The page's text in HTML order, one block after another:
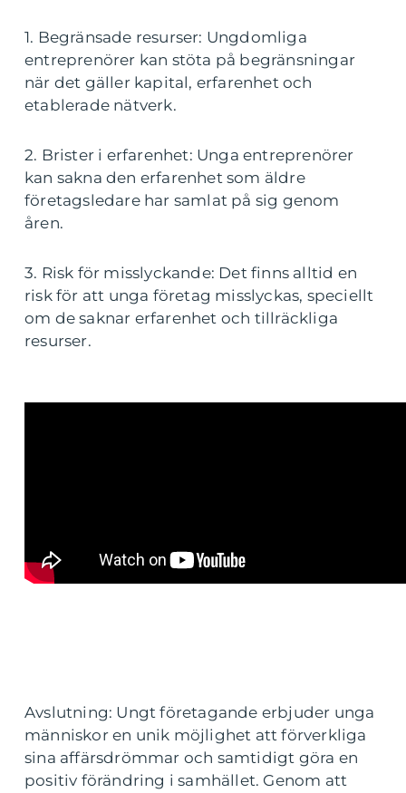
1. Begränsade resurser: Ungdomliga
entreprenörer kan stöta på begränsningar
när det gäller kapital, erfarenhet och
etablerade nätverk.
2. Brister i erfarenhet: Unga entreprenörer
kan sakna den erfarenhet som äldre
företagsledare har samlat på sig genom
åren.
3. Risk för misslyckande: Det finns alltid en
risk för att unga företag misslyckas, speciellt
om de saknar erfarenhet och tillräckliga
resurser.
Avslutning: Ungt företagande erbjuder unga
människor en unik möjlighet att förverkliga
sina affärsdrömmar och samtidigt göra en
positiv förändring i samhället. Genom att